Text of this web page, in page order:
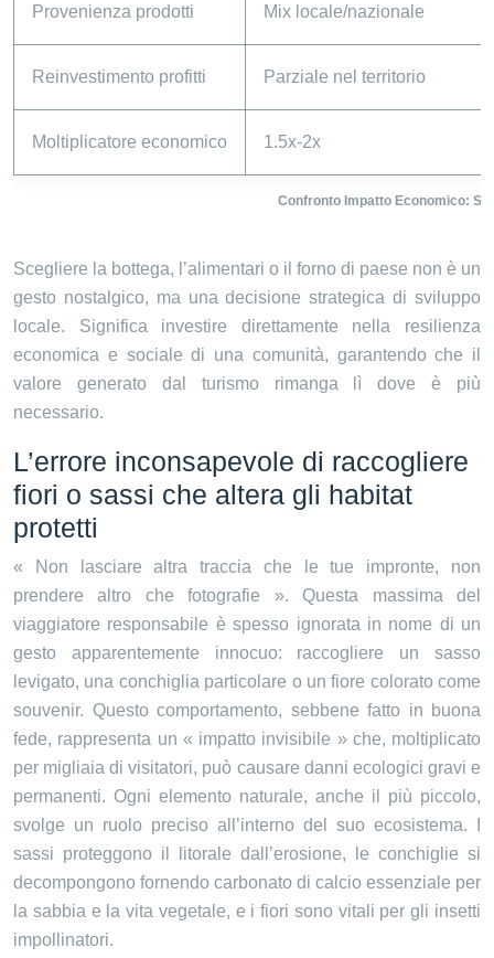
Confronto Impatto Economico:
Provenienza prodotti Mix locale/nazionale
Reinvestimento profitti Parziale nel territorio
Moltiplicatore economico 1.5x-2x
Scegliere la bottega, l’alimentari o il forno di paese non è un
gesto nostalgico, ma una decisione strategica di sviluppo
locale. Significa investire direttamente nella resilienza
economica e sociale di una comunità, garantendo che il
valore generato dal turismo rimanga lì dove è più
necessario.
L’errore inconsapevole di raccogliere
fiori o sassi che altera gli habitat
protetti
« Non lasciare altra traccia che le tue impronte, non
prendere altro che fotografie ». Questa massima del
viaggiatore responsabile è spesso ignorata in nome di un
gesto apparentemente innocuo: raccogliere un sasso
levigato, una conchiglia particolare o un fiore colorato come
souvenir. Questo comportamento, sebbene fatto in buona
fede, rappresenta un « impatto invisibile » che, moltiplicato
per migliaia di visitatori, può causare danni ecologici gravi e
permanenti. Ogni elemento naturale, anche il più piccolo,
svolge un ruolo preciso all’interno del suo ecosistema. I
sassi proteggono il litorale dall’erosione, le conchiglie si
decompongono fornendo carbonato di calcio essenziale per
la sabbia e la vita vegetale, e i fiori sono vitali per gli insetti
impollinatori.